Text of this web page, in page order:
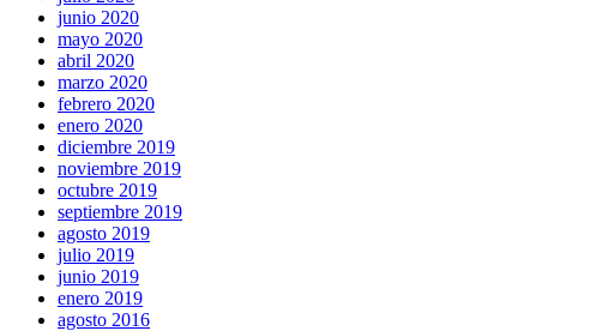
junio 2020
mayo 2020
abril 2020
marzo 2020
febrero 2020
enero 2020
diciembre 2019
noviembre 2019
octubre 2019
septiembre 2019
agosto 2019
julio 2019
junio 2019
enero 2019
agosto 2016